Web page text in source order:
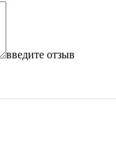
введите отзыв